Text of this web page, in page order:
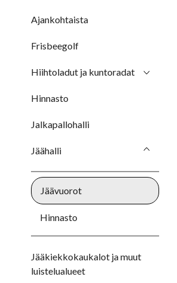
Ajankohtaista
Frisbeegolf
Hiihtoladut ja kuntoradat
Hinnasto
Jalkapallohalli
Jäähalli
Jäävuorot
Hinnasto
Jääkiekkokaukalot ja muut
luistelualueet